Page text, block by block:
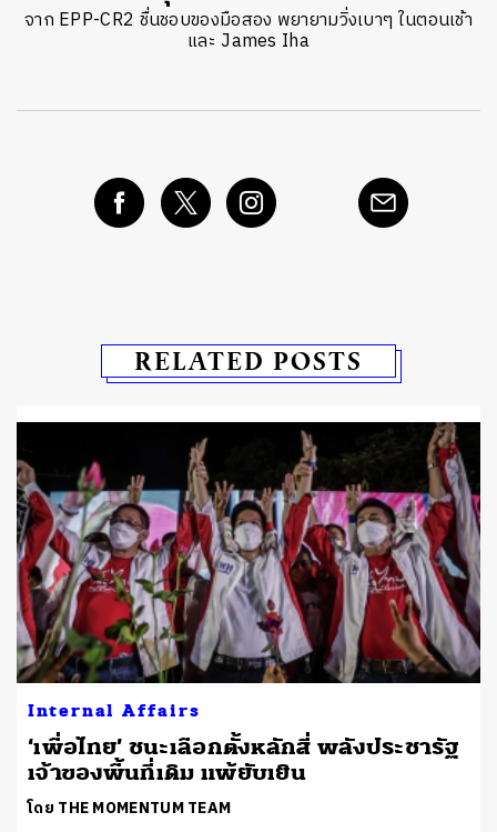
จาก EPP-CR2 ชื่นชอบของมือสอง พยายามวิ่งเบาๆ ในตอนเช้า
และ James Iha
RELATED POSTS
Internal Affairs
‘เพื่อไทย’ ชนะเลือกตั้งหลักสี่ พลังประชารัฐ
เจ้าของพื้นที่เดิม แพ้ยับเยิน
โดย THE MOMENTUM TEAM